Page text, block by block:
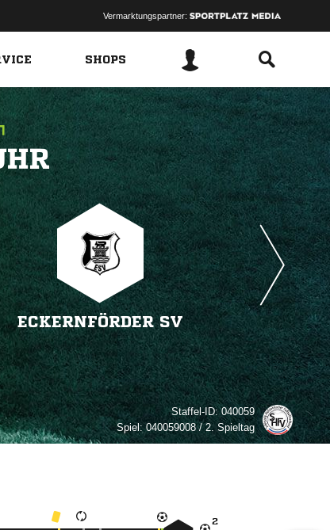
Vermarktungspartner:
SHOPS
ECKERNFÖRDER SV
Staffel-ID:040059
Spiel:040059008 / 2. Spieltag
